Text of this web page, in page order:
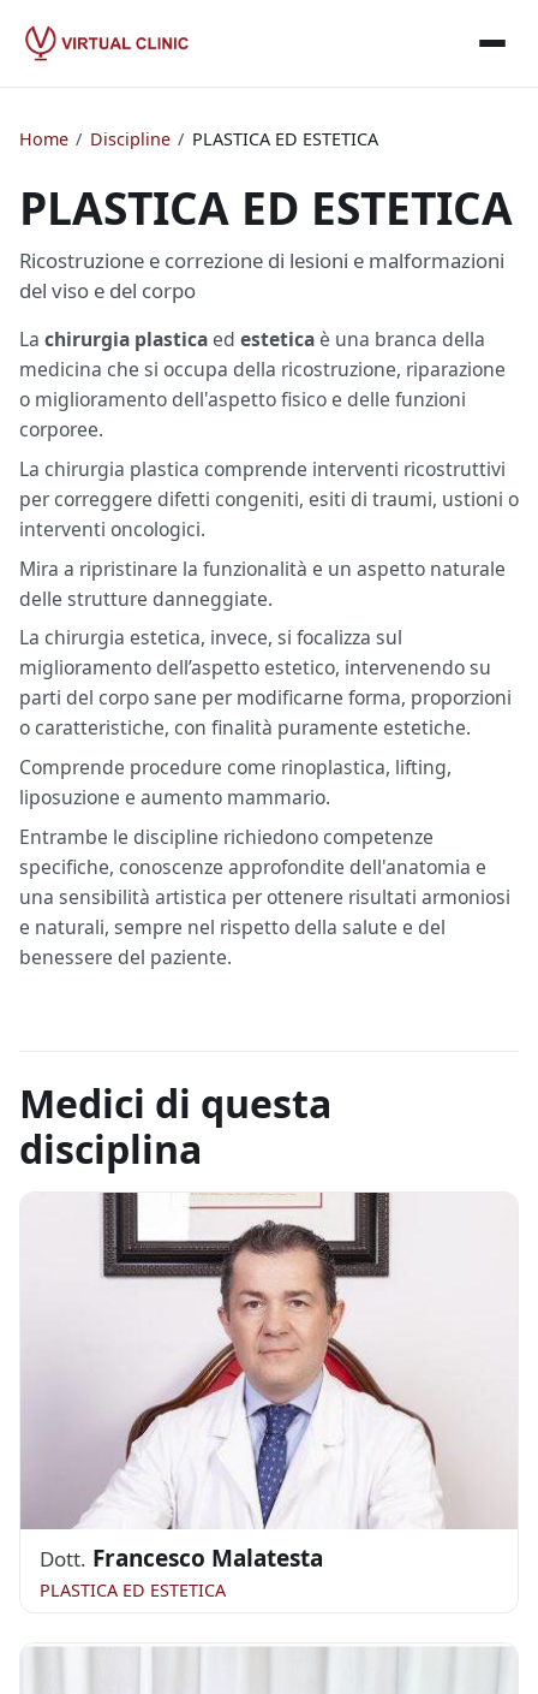
Home / Discipline / PLASTICA ED ESTETICA
PLASTICA ED ESTETICA
Ricostruzione e correzione di lesioni e malformazioni
del viso e del corpo
La chirurgia plastica ed estetica è una branca della
medicina che si occupa della ricostruzione, riparazione
o miglioramento dell'aspetto fisico e delle funzioni
corporee.
La chirurgia plastica comprende interventi ricostruttivi
per correggere difetti congeniti, esiti di traumi, ustioni o
interventi oncologici.
Mira a ripristinare la funzionalità e un aspetto naturale
delle strutture danneggiate.
La chirurgia estetica, invece, si focalizza sul
miglioramento dell’aspetto estetico, intervenendo su
parti del corpo sane per modificarne forma, proporzioni
o caratteristiche, con finalità puramente estetiche.
Comprende procedure come rinoplastica, lifting,
liposuzione e aumento mammario.
Entrambe le discipline richiedono competenze
specifiche, conoscenze approfondite dell'anatomia e
una sensibilità artistica per ottenere risultati armoniosi
e naturali, sempre nel rispetto della salute e del
benessere del paziente.
Medici di questa
disciplina
Dott. Francesco Malatesta
PLASTICA ED ESTETICA